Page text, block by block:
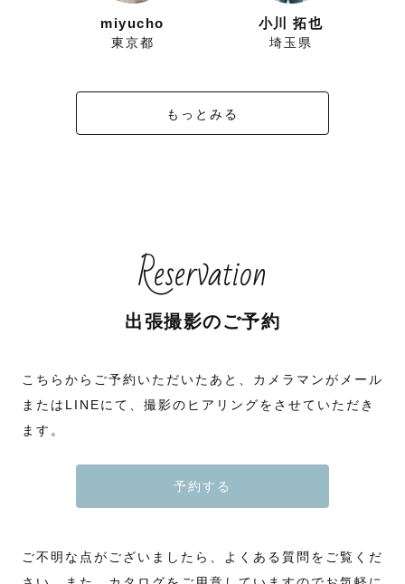
miyucho
東京都
小川 拓也
埼玉県
もっとみる
Reservation
出張撮影のご予約
こちらからご予約いただいたあと、カメラマンがメール
またはLINEにて、撮影のヒアリングをさせていただき
ます。
予約する
ご不明な点がございましたら、よくある質問をご覧くだ